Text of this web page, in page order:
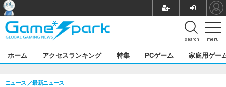
menu
search
ホーム アクセスランキング 特集 PCゲーム 家庭用ゲー
ニュース 最新ニュース